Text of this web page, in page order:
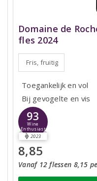
Domaine de
fles 2024
Fris, fruitig
Toegankelijk en vol
Bij gevogelte en vis
93
Wine
Enthusiast
2023
8,85
Vanaf 12 flessen 8,15